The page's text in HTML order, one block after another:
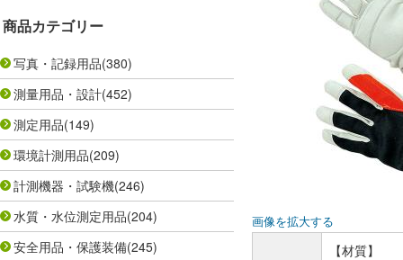
商品カテゴリー
写真・記録用品(380)
測量用品・設計(452)
測定用品(149)
環境計測用品(209)
計測機器・試験機(246)
水質・水位測定用品(204)
安全用品・保護装備(245)
画像を拡大する
【材質】